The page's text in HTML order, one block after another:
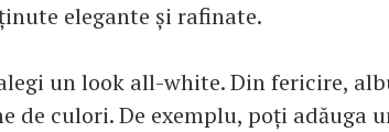
elegante și rafinate.
un look all-white. Din fericire,
de culori. De exemplu, poți adăuga